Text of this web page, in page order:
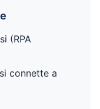
(RPA
connette a